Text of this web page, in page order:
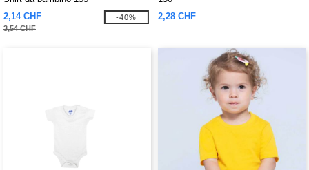
2,14 CHF
3,54 CHF
-40%
2,28 CHF